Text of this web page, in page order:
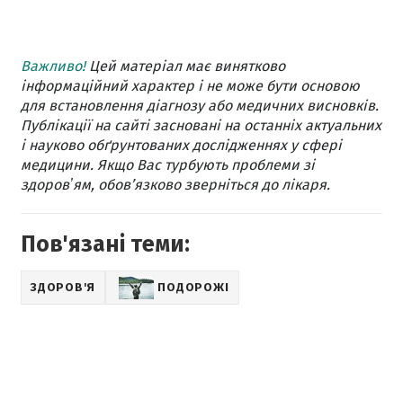
Важливо!Цей матеріал має винятково
інформаційний характер і не може бути основою
для встановлення діагнозу або медичних висновків.
Публікації на сайті засновані на останніх актуальних
і науково обґрунтованих дослідженнях у сфері
медицини. Якщо Вас турбують проблеми зі
здоровʼям, обов’язково зверніться до лікаря.
Пов'язані теми:
ЗДОРОВ'Я ПОДОРОЖІ